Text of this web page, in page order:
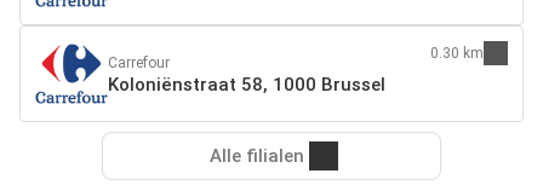
Carrefour
Koloniënstraat 58, 1000 Brussel
0.30 km
Alle filialen